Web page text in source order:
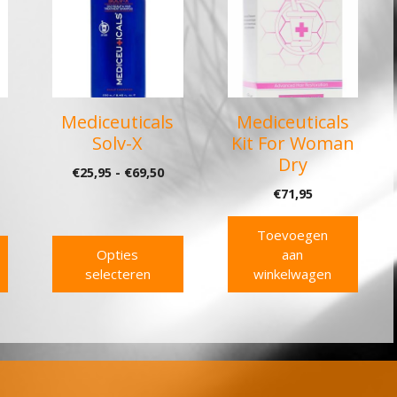
Mediceuticals
Solv-X
€25,95 - €69,50Prijsklasse:
Opties
selecteren
meerdere
kan
gekozen
worden
productpagina
Mediceuticals
Kit For Woman
Dry
€71,95
Toevoegen
aan
winkelwagen